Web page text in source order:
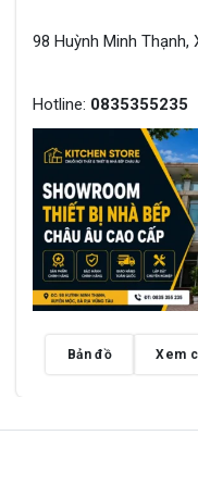
98 Huỳnh Minh Thạnh,
Hotline: 0835355235
Bản đồ Xem